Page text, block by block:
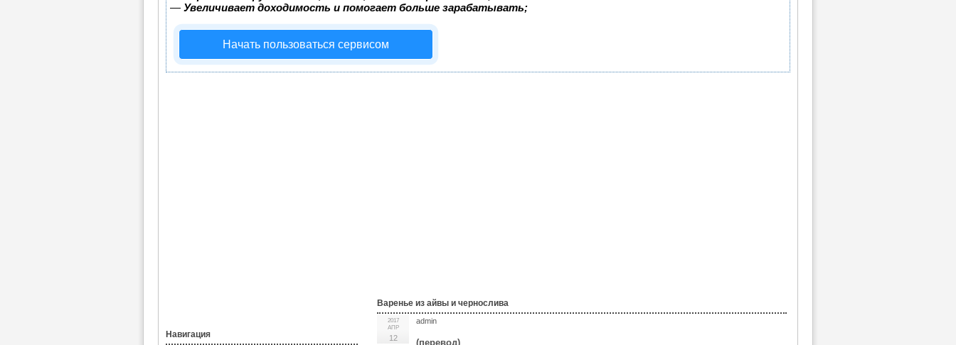
— Увеличивает доходимость и помогает больше зарабатывать;
Начать пользоваться сервисом
Навигация
Варенье из айвы и чернослива
2017
АПР
12
admin
(перевод)